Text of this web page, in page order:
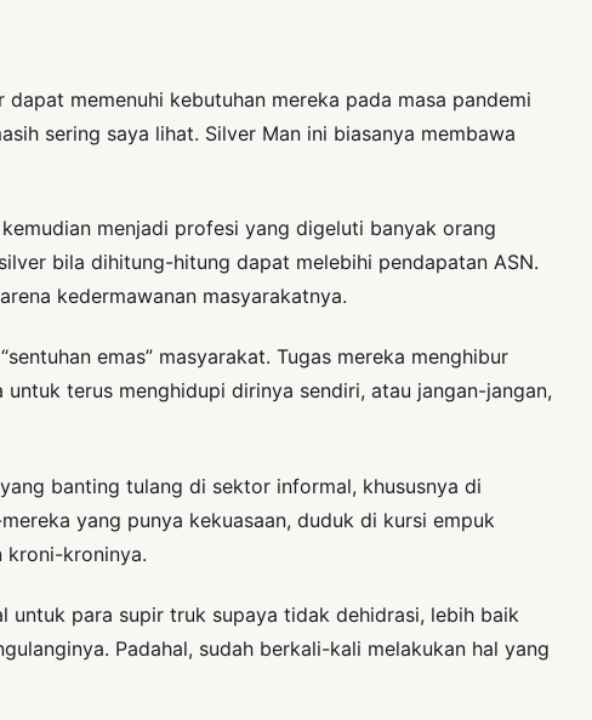
memenuhi kebutuhan mereka pada masa pandemi
sering saya lihat. Silver Man ini biasanya membawa
menjadi profesi yang digeluti banyak orang
bila dihitung-hitung dapat melebihi pendapatan ASN.
kedermawanan masyarakatnya.
emas” masyarakat. Tugas mereka menghibur
terus menghidupi dirinya sendiri, atau jangan-jangan,
banting tulang di sektor informal, khususnya di
yang punya kekuasaan, duduk di kursi empuk
kroni-kroninya.
untuk para supir truk supaya tidak dehidrasi, lebih baik
Padahal, sudah berkali-kali melakukan hal yang